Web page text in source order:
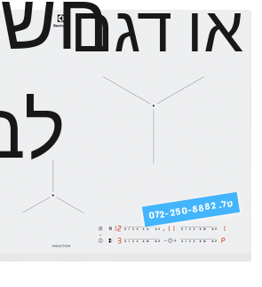
או דגם
072-250-8882 .טל